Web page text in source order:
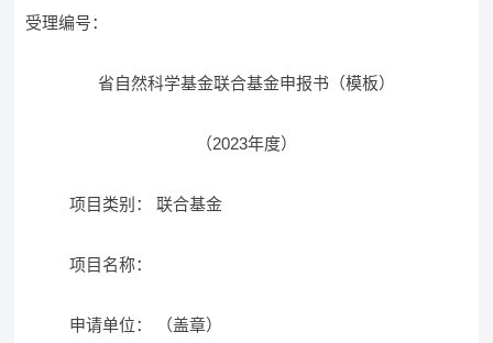
受理编号：
省自然科学基金联合基金申报书（模板）
（2023年度）
项目类别： 联合基金
项目名称：
申请单位： （盖章）